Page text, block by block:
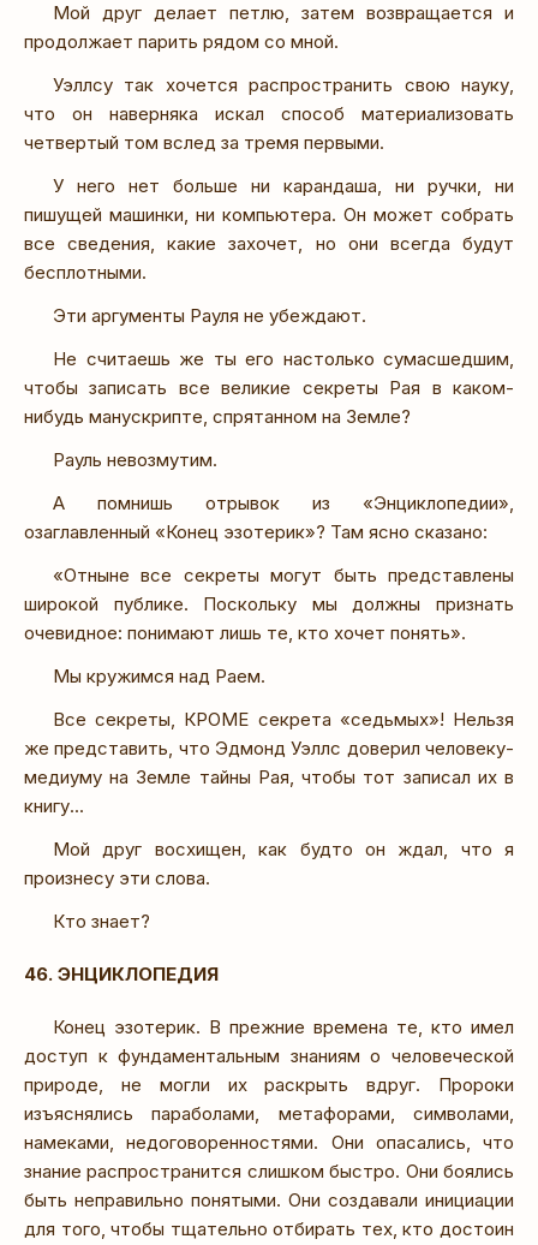
Мой друг делает петлю, затем возвращается и
продолжает парить рядом со мной.
Уэллсу так хочется распространить свою науку,
что он наверняка искал способ материализовать
четвертый том вслед за тремя первыми.
У него нет больше ни карандаша, ни ручки, ни
пишущей машинки, ни компьютера. Он может собрать
все сведения, какие захочет, но они всегда будут
бесплотными.
Эти аргументы Рауля не убеждают.
Не считаешь же ты его настолько сумасшедшим,
чтобы записать все великие секреты Рая в каком-
нибудь манускрипте, спрятанном на Земле?
Рауль невозмутим.
А помнишь отрывок из «Энциклопедии»,
озаглавленный «Конец эзотерик»? Там ясно сказано:
«Отныне все секреты могут быть представлены
широкой публике. Поскольку мы должны признать
очевидное: понимают лишь те, кто хочет понять».
Мы кружимся над Раем.
Все секреты, КРОМЕ секрета «седьмых»! Нельзя
же представить, что Эдмонд Уэллс доверил человеку-
медиуму на Земле тайны Рая, чтобы тот записал их в
книгу...
Мой друг восхищен, как будто он ждал, что я
произнесу эти слова.
Кто знает?
46. ЭНЦИКЛОПЕДИЯ
Конец эзотерик. В прежние времена те, кто имел
доступ к фундаментальным знаниям о человеческой
природе, не могли их раскрыть вдруг. Пророки
изъяснялись параболами, метафорами, символами,
намеками, недоговоренностями. Они опасались, что
знание распространится слишком быстро. Они боялись
быть неправильно понятыми. Они создавали инициации
для того, чтобы тщательно отбирать тех, кто достоин